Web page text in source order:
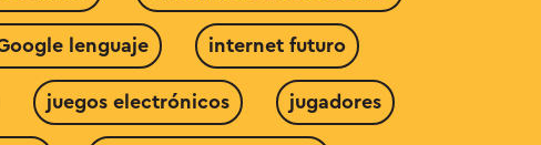
lenguaje internet futuro
juegos electrónicos jugadores